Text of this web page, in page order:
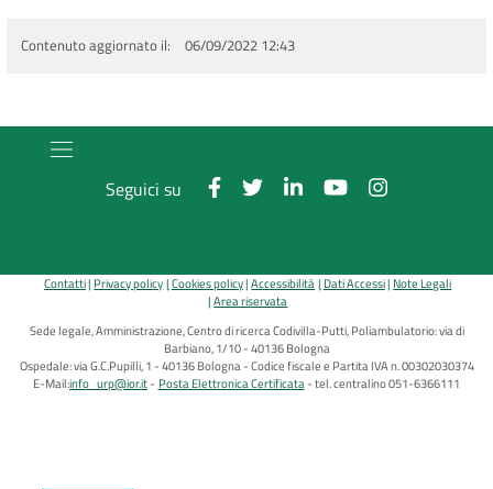
Contenuto aggiornato il 06/09/2022 12:43
Seguici su
Contatti Privacy policy Cookies policy Accessibilità Dati Accessi Note Legali
Area riservata
Sede legale, Amministrazione, Centro di ricerca Codivilla-Putti, Poliambulatorio: via di
Barbiano, 1/10 - 40136 Bologna
Ospedale: via G.C.Pupilli, 1 - 40136 Bologna - Codice fiscale e Partita IVA n. 00302030374
E-Mail:info_urp@ior.it Posta Elettronica Certificata tel. centralino 051-6366111